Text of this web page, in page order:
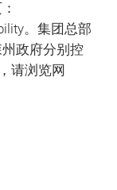
。集团总部
政府分别控
请浏览网